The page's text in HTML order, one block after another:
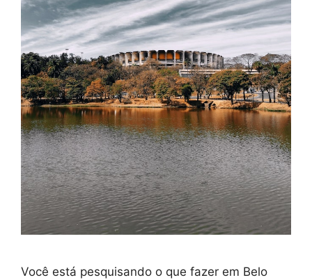
Você está pesquisando o que fazer em Belo